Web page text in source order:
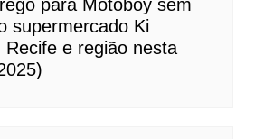
para Motoboy sem
supermercado Ki
Recife e região nesta